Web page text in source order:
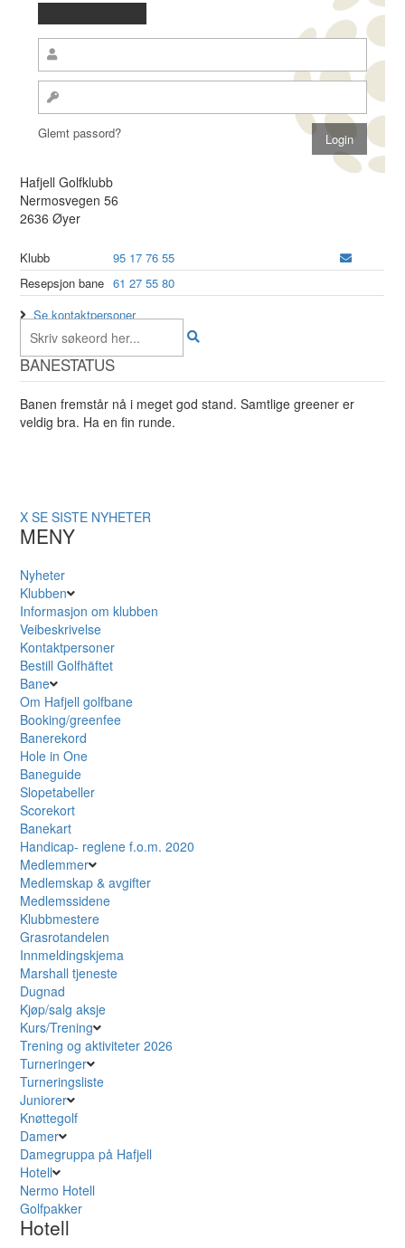
Glemt passord?
Hafjell Golfklubb
Nermosvegen 56
2636 Øyer
Klubb
95 17 76 55
Resepsjon bane 61 27 55 80
Se kontaktpersoner
BANESTATUS
Banen fremstår nå i meget god stand. Samtlige greener er
veldig bra. Ha en fin runde.
X SE SISTE NYHETER
MENY
Nyheter
Klubben
Informasjon om klubben
Veibeskrivelse
Kontaktpersoner
Bestill Golfhäftet
Bane
Om Hafjell golfbane
Booking/greenfee
Banerekord
Hole in One
Baneguide
Slopetabeller
Scorekort
Banekart
Handicap- reglene f.o.m. 2020
Medlemmer
Medlemskap & avgifter
Medlemssidene
Klubbmestere
Grasrotandelen
Innmeldingskjema
Marshall tjeneste
Dugnad
Kjøp/salg aksje
Kurs/Trening
Trening og aktiviteter 2026
Turneringer
Turneringsliste
Juniorer
Knøttegolf
Damer
Damegruppa på Hafjell
Hotell
Nermo Hotell
Golfpakker
Hotell